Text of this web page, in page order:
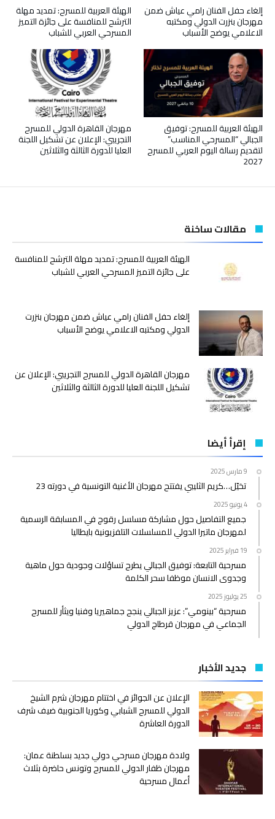
الهيئة العربية للمسرح: تمديد مهلة
الترشح للمنافسة على جائزة التميز
المسرحي العربي للشباب
إلغاء حفل الفنان رامي عياش ضمن
مهرجان بنزرت الدولي ومكتبه
الاعلامي يوضح الأسباب
مهرجان القاهرة الدولي للمسرح
التجريبي: الإعلان عن تشكيل اللجنة
العليا للدورة الثالثة والثلاثين
الهيئة العربية للمسرح: توفيق
الجبالي “المسرحي المناسب”
لتقديم رسالة اليوم العربي للمسرح
2027
مقالات ساخنة
الهيئة العربية للمسرح: تمديد مهلة الترشح للمنافسة
على جائزة التميز المسرحي العربي للشباب
إلغاء حفل الفنان رامي عياش ضمن مهرجان بنزرت
الدولي ومكتبه الاعلامي يوضح الأسباب
مهرجان القاهرة الدولي للمسرح التجريبي: الإعلان عن
تشكيل اللجنة العليا للدورة الثالثة والثلاثين
إقرأ أيضا
9 مارس 2025
تخيّل…كريم الثليبي يفتتح مهرجان الأغنية التونسية في دورته 23
4 يونيو 2025
جميع التفاصيل حول مشاركة مسلسل رقوج في المسابقة الرسمية
لمهرجان ماتيرا الدولي للمسلسلات التلفزيونية بايطاليا
19 فبراير 2025
مسرحية التابعة: توفيق الجبالي يطرح تساؤلات وجودية حول ماهية
وجدوى الانسان موظفا سحر الكلمة
25 يوليوز 2025
مسرحية “بينومي”: عزيز الجبالي ينجح جماهيريا وفنيا ويثأر للمسرح
الجماعي في مهرجان قرطاج الدولي
جديد الأخبار
الإعلان عن الجوائز في اختتام مهرجان شرم الشيخ
الدولي للمسرح الشبابي وكوريا الجنوبية ضيف شرف
الدورة العاشرة
ولادة مهرجان مسرحي دولي جديد بسلطنة عمان:
مهرجان ظفار الدولي للمسرح وتونس حاضرة بثلاث
أعمال مسرحية